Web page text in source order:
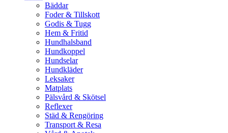
Bäddar
Foder & Tillskott
Godis & Tugg
Hem & Fritid
Hundhalsband
Hundkoppel
Hundselar
Hundkläder
Leksaker
Matplats
Pälsvård & Skötsel
Reflexer
Städ & Rengöring
Transport & Resa